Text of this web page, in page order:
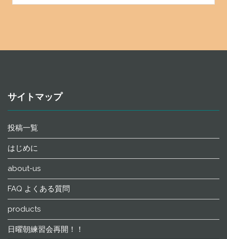
サイトマップ
投稿一覧
はじめに
about-us
FAQ よくある質問
products
日曜朝練習会再開！！